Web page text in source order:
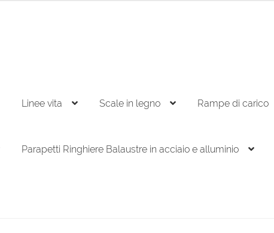
Linee vita Scale in legno Rampe di carico
Parapetti Ringhiere Balaustre in acciaio e alluminio